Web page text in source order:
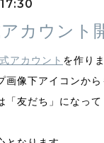
カウント
アカウント を作り
画像下アイコンから
「友だち」になって